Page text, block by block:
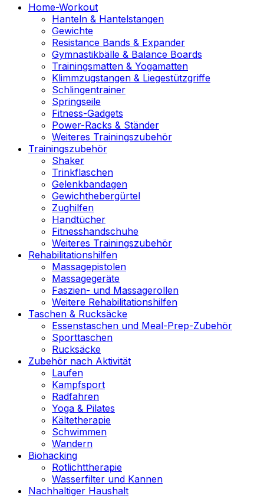
Home-Workout
Hanteln & Hantelstangen
Gewichte
Resistance Bands & Expander
Gymnastikbälle & Balance Boards
Trainingsmatten & Yogamatten
Klimmzugstangen & Liegestützgriffe
Schlingentrainer
Springseile
Fitness-Gadgets
Power-Racks & Ständer
Weiteres Trainingszubehör
Trainingszubehör
Shaker
Trinkflaschen
Gelenkbandagen
Gewichthebergürtel
Zughilfen
Handtücher
Fitnesshandschuhe
Weiteres Trainingszubehör
Rehabilitationshilfen
Massagepistolen
Massagegeräte
Faszien- und Massagerollen
Weitere Rehabilitationshilfen
Taschen & Rucksäcke
Essenstaschen und Meal-Prep-Zubehör
Sporttaschen
Rucksäcke
Zubehör nach Aktivität
Laufen
Kampfsport
Radfahren
Yoga & Pilates
Kältetherapie
Schwimmen
Wandern
Biohacking
Rotlichttherapie
Wasserfilter und Kannen
Nachhaltiger Haushalt